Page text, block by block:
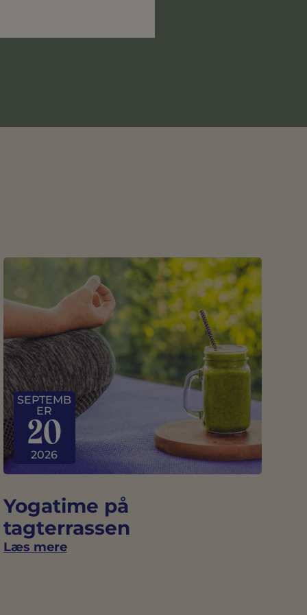
SEPTEMB
ER
20
2026
Yogatime på
tagterrassen
Læs mere